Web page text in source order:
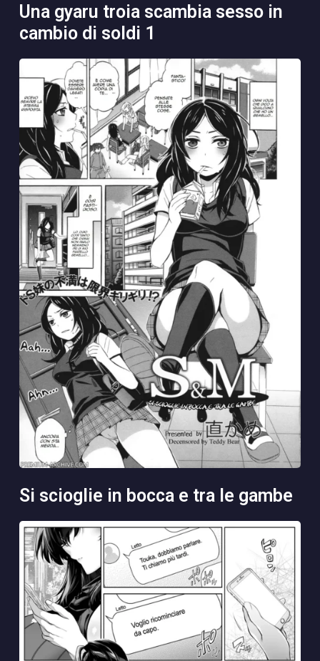
una gyaru troia scambia sesso in
cambio di soldi 1
si scioglie in bocca e tra le gambe